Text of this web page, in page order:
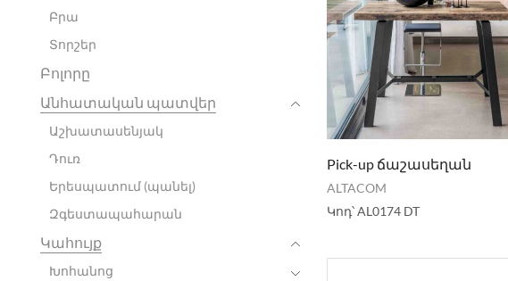
Pick-up ճաշասեղան
ALTACOM
Կոդ՝AL0174 DT
Բրա
Տորշեր
Բոլորը
Անհատական պատվեր
Աշխատասենյակ
Դուռ
Երեսպատում (պանել)
Զգեստապահարան
Կահույք
Խոհանոց